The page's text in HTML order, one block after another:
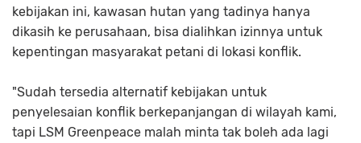
kebijakan ini, kawasan hutan yang tadinya hanya
dikasih ke perusahaan, bisa dialihkan izinnya untuk
kepentingan masyarakat petani di lokasi konflik.
"Sudah tersedia alternatif kebijakan untuk
penyelesaian konflik berkepanjangan di wilayah kami,
tapi LSM Greenpeace malah minta tak boleh ada lagi